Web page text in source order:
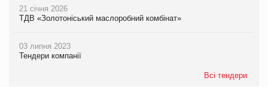
21 січня 2026
ТДВ «Золотоніський маслоробний комбінат»
03 липня 2023
Тендери компанії
Всі тендери